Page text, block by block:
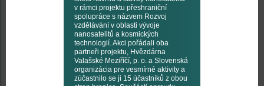
v rámci projektu přeshraniční
spolupráce s názvem Rozvoj
vzdělávání v oblasti vývoje
nanosatelitů a kosmických
technologií. Akci pořádali oba
partneři projektu, Hvězdárna
Valašské Meziříčí, p. o. a Slovenská
organizácia pre vesmírné aktivity a
zúčastnilo se ji 15 účastníků z obou